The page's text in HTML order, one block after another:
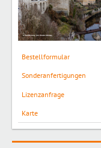
Bestellformular
Sonderanfertigungen
Lizenzanfrage
Karte